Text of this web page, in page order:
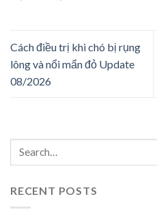
Cách điều trị khi chó bị rụng
lông và nổi mẩn đỏ Update
08/2026
RECENT POSTS